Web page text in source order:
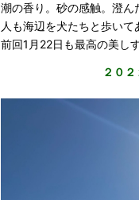
潮の香り。砂の感触。澄ん
人も海辺を犬たちと歩いて
前回1月22日も最高の美し
２０